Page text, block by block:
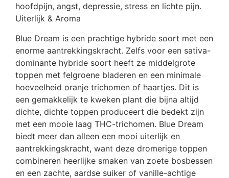
hoofdpijn, angst, depressie, stress en lichte pijn.
Uiterlijk & Aroma
Blue Dream is een prachtige hybride soort met een
enorme aantrekkingskracht. Zelfs voor een sativa-
dominante hybride soort heeft ze middelgrote
toppen met felgroene bladeren en een minimale
hoeveelheid oranje trichomen of haartjes. Dit is
een gemakkelijk te kweken plant die bijna altijd
dichte, dichte toppen produceert die bedekt zijn
met een mooie laag THC-trichomen. Blue Dream
biedt meer dan alleen een mooi uiterlijk en
aantrekkingskracht, want deze dromerige toppen
combineren heerlijke smaken van zoete bosbessen
en een zachte, aardse suiker of vanille-achtige